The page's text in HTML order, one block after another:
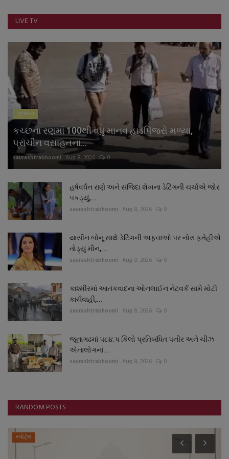
નાણાંકીય સમાચાર
સ્થાનિક સમાચાર
સ્પોર્ટ્સ
રાશિફળ
ગુનાખોરી
બોલિવૂડ
સ્વાસ્થ્ય
LIVE TV
ગુજરાત
કચ્છના રણમાં 100થી વધુ માનવ હાડપિંજરો મળ્યા,
પ્રાચીન વસાહતના...
saurashtrabhoomi Aug 8, 2026 0
હર્ષવર્ધન રાણે અને સંજિદા શેખના ડેટિંગની ચર્ચાએ જોર
પકડ્યું,...
saurashtrabhoomi Aug 8, 2026 0
યાસીન બોનૂ સાથે ડેટિંગની અફવાઓ પર નોરા ફતેહીએ
તોડ્યું મૌન,...
saurashtrabhoomi Aug 8, 2026 0
કાશ્મીરમાં આતંકવાદના ઓનલાઈન નેટવર્ક સામે મોટી
કાર્યવાહી,...
saurashtrabhoomi Aug 8, 2026 0
જૂનાગઢમાં ૫૮૪.૫ કિલો પ્રતિબંધિત પનીર અને ચીઝ
એનાલોગનાં...
saurashtrabhoomi Aug 8, 2026 0
RANDOM POSTS
સ્પોર્ટ્સ